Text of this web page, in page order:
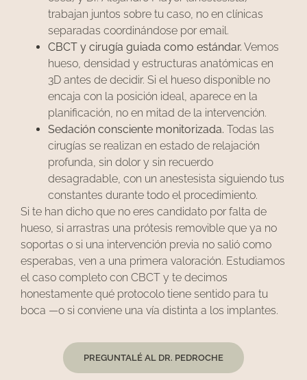
trabajan juntos sobre tu caso, no en clínicas
separadas coordinándose por email.
CBCT y cirugía guiada como estándar. Vemos
hueso, densidad y estructuras anatómicas en
3D antes de decidir. Si el hueso disponible no
encaja con la posición ideal, aparece en la
planificación, no en mitad de la intervención.
Sedación consciente monitorizada. Todas las
cirugías se realizan en estado de relajación
profunda, sin dolor y sin recuerdo
desagradable, con un anestesista siguiendo tus
constantes durante todo el procedimiento.
Si te han dicho que no eres candidato por falta de
hueso, si arrastras una prótesis removible que ya no
soportas o si una intervención previa no salió como
esperabas, ven a una primera valoración. Estudiamos
el caso completo con CBCT y te decimos
honestamente qué protocolo tiene sentido para tu
boca —o si conviene una vía distinta a los implantes.
PREGUNTALÉ AL DR. PEDROCHE